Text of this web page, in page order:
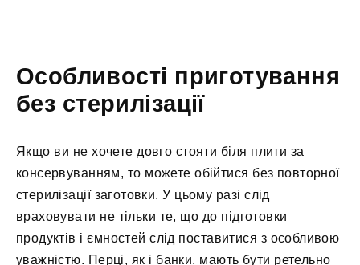
Особливості приготування
без стерилізації
Якщо ви не хочете довго стояти біля плити за
консервуванням, то можете обійтися без повторної
стерилізації заготовки. У цьому разі слід
враховувати не тільки те, що до підготовки
продуктів і ємностей слід поставитися з особливою
уважністю. Перці, як і банки, мають бути ретельно